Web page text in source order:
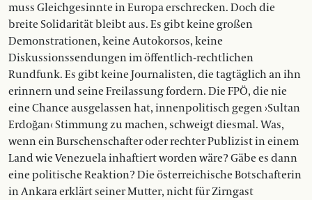
muss Gleichgesinnte in Europa erschrecken. Doch die
breite Solidarität bleibt aus. Es gibt keine großen
Demonstrationen, keine Autokorsos, keine
Diskussionssendungen im öffentlich-rechtlichen
Rundfunk. Es gibt keine Journalisten, die tagtäglich an ihn
erinnern und seine Freilassung fordern. Die FPÖ, die nie
eine Chance ausgelassen hat, innenpolitisch gegen ›Sultan
Erdoğan‹ Stimmung zu machen, schweigt diesmal. Was,
wenn ein Burschenschafter oder rechter Publizist in einem
Land wie Venezuela inhaftiert worden wäre? Gäbe es dann
eine politische Reaktion? Die österreichische Botschafterin
in Ankara erklärt seiner Mutter, nicht für Zirngast